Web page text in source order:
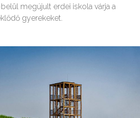
megújult erdei iskola várja a
gyerekeket.